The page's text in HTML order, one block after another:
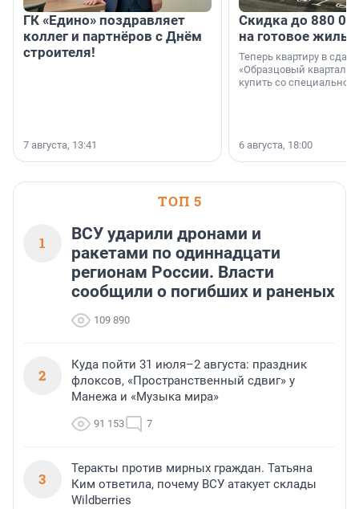
ГК «Едино» поздравляет
коллег и партнёров с Днём
строителя!
7 августа, 13:41
Скидка до 880
на готовое
Теперь квартиру в
«Образцовый квартал
купить со специальной
6 августа, 18:00
ТОП 5
1
ВСУ ударили дронами и
ракетами по одиннадцати
регионам России. Власти
сообщили о погибших и раненых
109 890
2
Куда пойти 31 июля–2 августа: праздник
флоксов, «Пространственный сдвиг» у
Манежа и «Музыка мира»
91 153 7
3
Теракты против мирных граждан. Татьяна
Ким ответила, почему ВСУ атакует склады
Wildberries